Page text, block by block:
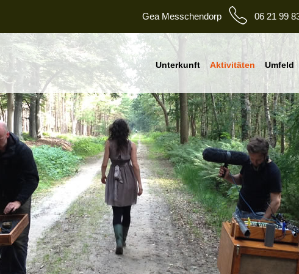
Gea Messchendorp 06 21 99
Unterkunft Aktivitäten Umfeld